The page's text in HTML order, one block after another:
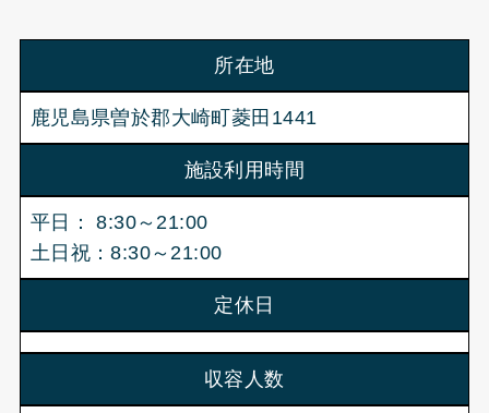
所在地
鹿児島県曽於郡大崎町菱田1441
施設利用時間
平日： 8:30～21:00
土日祝：8:30～21:00
定休日
収容人数